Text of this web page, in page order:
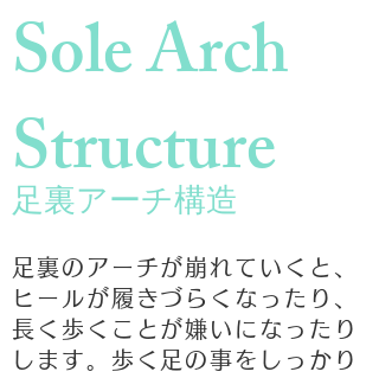
Sole Arch
Structure
足裏アーチ構造
足裏のアーチが崩れていくと、
ヒールが履きづらくなったり、
長く歩くことが嫌いになったり
します。歩く足の事をしっかり